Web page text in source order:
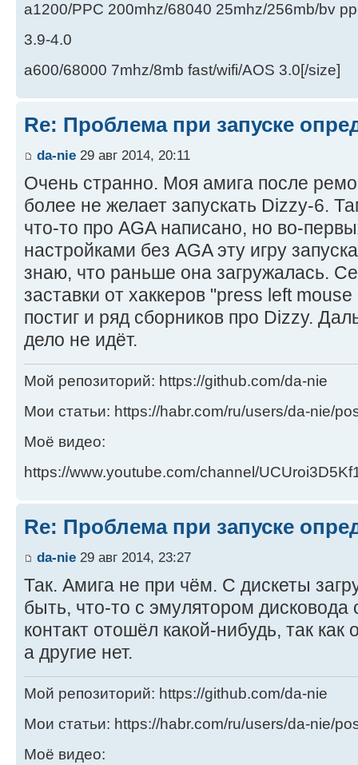
a1200/PPC 200mhz/68040 25mhz/256mb/bv
3.9-4.0
a600/68000 7mhz/8mb fast/wifi/AOS 3.0[/size]
Re: Проблема при запуске
da-nie 29 авг 2014, 20:11
Очень странно. Моя амига после
более не желает запускать Dizzy-6.
что-то про AGA написано, но во-
настройками без AGA эту игру
знаю, что раньше она загружалась.
заставки от хаккеров "press left
постиг и ряд сборников про Dizzy.
дело не идёт.
Мой репозиторий: https://github.com/da-nie
Мои статьи: https://habr.com/ru/users/da-nie/
Моё видео:
https://www.youtube.com/channel/
Re: Проблема при запуске
da-nie 29 авг 2014, 23:27
Так. Амига не при чём. С дискеты
быть, что-то с эмулятором дисковода
контакт отошёл какой-нибудь, так
а другие нет.
Мой репозиторий: https://github.com/da-nie
Мои статьи: https://habr.com/ru/users/da-nie/
Моё видео: